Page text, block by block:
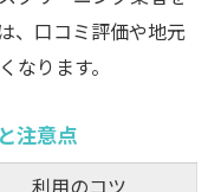
、口コミ評価や地元
なります。
注意点
利用のコツ